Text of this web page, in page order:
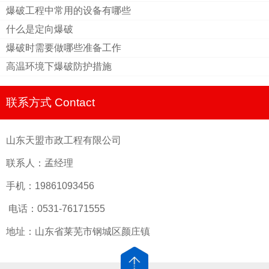
爆破工程中常用的设备有哪些
什么是定向爆破
爆破时需要做哪些准备工作
高温环境下爆破防护措施
联系方式 Contact
山东天盟市政工程有限公司
联系人：孟经理
手机：19861093456
电话：0531-76171555
地址：山东省莱芜市钢城区颜庄镇